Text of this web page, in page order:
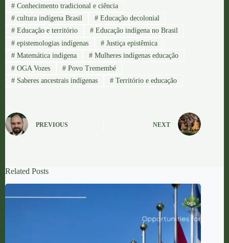
#Conhecimento tradicional e ciência
#cultura indígena Brasil #Educação decolonial
#Educação e território #Educação indígena no Brasil
#epistemologias indígenas #Justiça epistêmica
#Matemática indígena #Mulheres indígenas educação
#OGA Vozes #Povo Tremembé
#Saberes ancestrais indígenas #Território e educação
PREVIOUS NEXT
Related Posts